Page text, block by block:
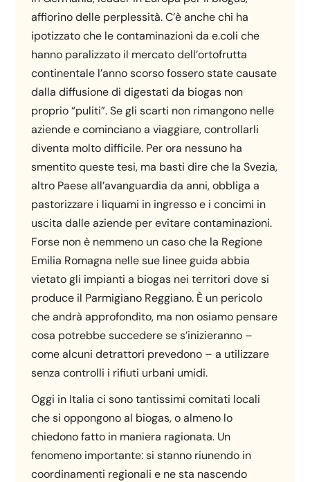
affiorino delle perplessità. C’è anche chi ha
ipotizzato che le contaminazioni da e.coli che
hanno paralizzato il mercato dell’ortofrutta
continentale l’anno scorso fossero state causate
dalla diffusione di digestati da biogas non
proprio “puliti”. Se gli scarti non rimangono nelle
aziende e cominciano a viaggiare, controllarli
diventa molto difficile. Per ora nessuno ha
smentito queste tesi, ma basti dire che la Svezia,
altro Paese all’avanguardia da anni, obbliga a
pastorizzare i liquami in ingresso e i concimi in
uscita dalle aziende per evitare contaminazioni.
Forse non è nemmeno un caso che la Regione
Emilia Romagna nelle sue linee guida abbia
vietato gli impianti a biogas nei territori dove si
produce il Parmigiano Reggiano. È un pericolo
che andrà approfondito, ma non osiamo pensare
cosa potrebbe succedere se s’inizieranno –
come alcuni detrattori prevedono – a utilizzare
senza controlli i rifiuti urbani umidi.
Oggi in Italia ci sono tantissimi comitati locali
che si oppongono al biogas, o almeno lo
chiedono fatto in maniera ragionata. Un
fenomeno importante: si stanno riunendo in
coordinamenti regionali e ne sta nascendo